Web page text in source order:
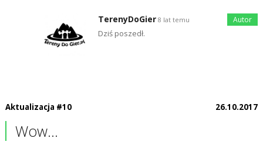
TerenyDoGier 8 lat temu
Dziś poszedł.
Aktualizacja #10 26.10.2017
Wow...